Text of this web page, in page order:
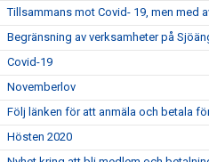
Tillsammans mot Covid- 19, men med
Begränsning av verksamheter på
Covid-19
Novemberlov
Följ länken för att anmäla och betala
Hösten 2020